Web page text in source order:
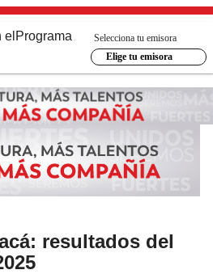
el Programa
Selecciona tu emisora
Elige tu emisora
resultados del